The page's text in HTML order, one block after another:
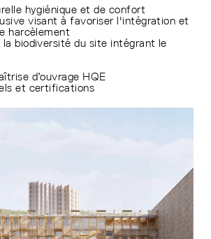
hygiénique et de confort
visant à favoriser l'intégration et
harcèlement
biodiversité du site intégrant le
d’ouvrage HQE
et certifications